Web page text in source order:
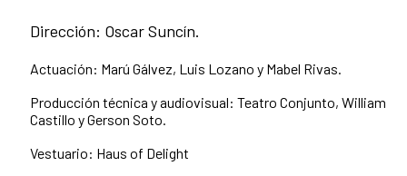
Dirección: Oscar Suncín.
Actuación: Marú Gálvez, Luis Lozano y Mabel Rivas.
Producción técnica y audiovisual: Teatro Conjunto, William
Castillo y Gerson Soto.
Vestuario: Haus of Delight